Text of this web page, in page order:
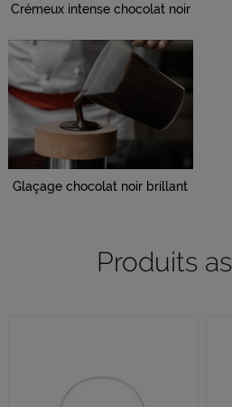
Crémeux intense chocolat noir
Glaçage chocolat noir brillant
Produits